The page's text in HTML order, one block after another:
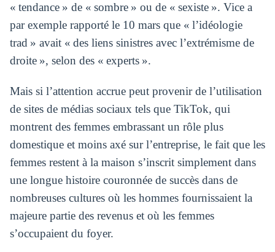
« tendance » de « sombre » ou de « sexiste ». Vice a
par exemple rapporté le 10 mars que « l’idéologie
trad » avait « des liens sinistres avec l’extrémisme de
droite », selon des « experts ».
Mais si l’attention accrue peut provenir de l’utilisation
de sites de médias sociaux tels que TikTok, qui
montrent des femmes embrassant un rôle plus
domestique et moins axé sur l’entreprise, le fait que les
femmes restent à la maison s’inscrit simplement dans
une longue histoire couronnée de succès dans de
nombreuses cultures où les hommes fournissaient la
majeure partie des revenus et où les femmes
s’occupaient du foyer.